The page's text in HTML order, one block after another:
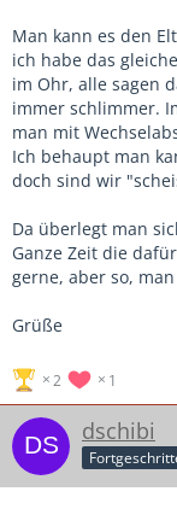
Man kann es den
ich habe das
im Ohr, alle sagen
immer schlimmer.
man mit
Ich behaupt man
doch sind wir
Da überlegt man
Ganze Zeit die
gerne, aber so,
Grüße
2 1
dschibi